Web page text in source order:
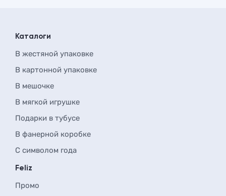
Каталоги
В жестяной упаковке
В картонной упаковке
В мешочке
В мягкой игрушке
Подарки в тубусе
В фанерной коробке
С символом года
Feliz
Промо